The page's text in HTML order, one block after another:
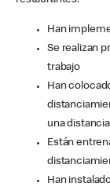
Han
Se realizan
trabajo
Han
una
Están
Han